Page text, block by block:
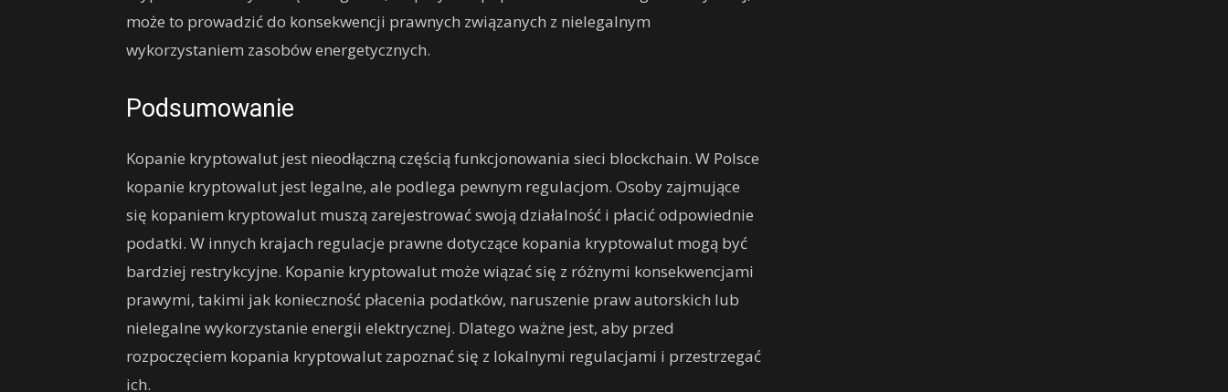
może to prowadzić do konsekwencji prawnych związanych z nielegalnym
wykorzystaniem zasobów energetycznych.
Podsumowanie
Kopanie kryptowalut jest nieodłączną częścią funkcjonowania sieci blockchain. W Polsce
kopanie kryptowalut jest legalne, ale podlega pewnym regulacjom. Osoby zajmujące
się kopaniem kryptowalut muszą zarejestrować swoją działalność i płacić odpowiednie
podatki. W innych krajach regulacje prawne dotyczące kopania kryptowalut mogą być
bardziej restrykcyjne. Kopanie kryptowalut może wiązać się z różnymi konsekwencjami
prawymi, takimi jak konieczność płacenia podatków, naruszenie praw autorskich lub
nielegalne wykorzystanie energii elektrycznej. Dlatego ważne jest, aby przed
rozpoczęciem kopania kryptowalut zapoznać się z lokalnymi regulacjami i przestrzegać
ich.